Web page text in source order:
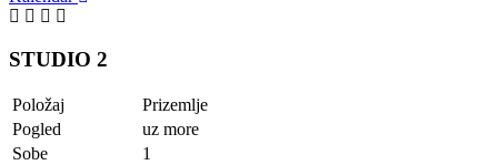
STUDIO 2
Položaj
Prizemlje
Pogled
uz more
Sobe
1